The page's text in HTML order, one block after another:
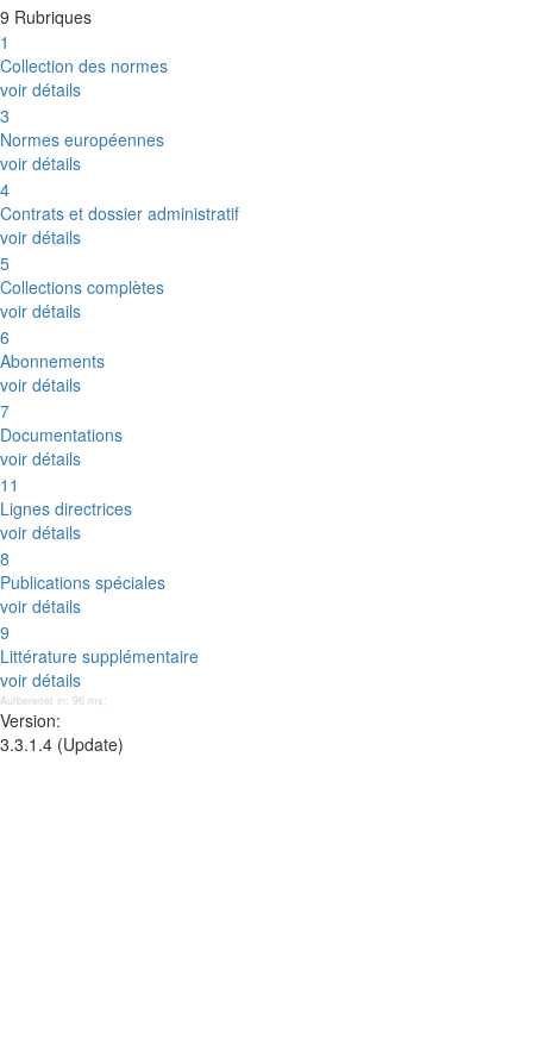
9 Rubriques
1
Collection des normes
voir détails
3
Normes européennes
voir détails
4
Contrats et dossier administratif
voir détails
5
Collections complètes
voir détails
6
Abonnements
voir détails
7
Documentations
voir détails
11
Lignes directrices
voir détails
8
Publications spéciales
voir détails
9
Littérature supplémentaire
voir détails
Aufbereitet in: 96 ms;
Version:
3.3.1.4 (Update)